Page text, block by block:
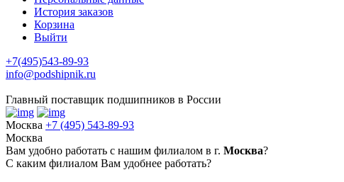
История заказов
Корзина
Выйти
+7(495)543-89-93
info@podshipnik.ru
Главный поставщик подшипников в России
Москва +7 (495) 543-89-93
Москва
Вам удобно работать с нашим филиалом в г. Москва?
С каким филиалом Вам удобнее работать?